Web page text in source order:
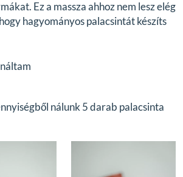
Ez a massza ahhoz nem lesz elég
hagyományos palacsintát készíts
nálunk 5 darab palacsinta